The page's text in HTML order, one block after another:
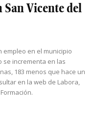
Vicente del
empleo en el municipio
se incrementa en las
183 menos que hace un
en la web de Labora,